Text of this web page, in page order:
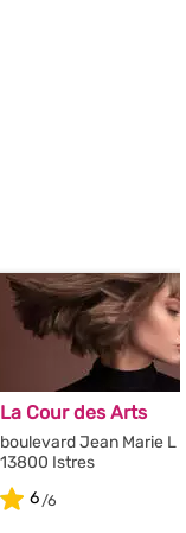
La Cour des Arts
boulevard Jean Marie L
13800 Istres
6